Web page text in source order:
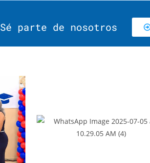
Sé parte de nosotros